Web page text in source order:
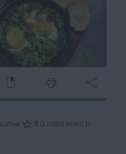
Łatwe 5 (Liczba ocen: 1)